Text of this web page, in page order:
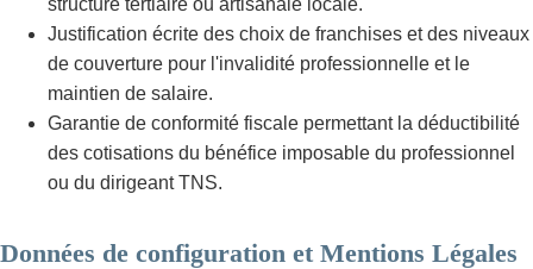
Justification écrite des choix de franchises et des niveaux
de couverture pour l'invalidité professionnelle et le
maintien de salaire.
Garantie de conformité fiscale permettant la déductibilité
des cotisations du bénéfice imposable du professionnel
ou du dirigeant TNS.
Données de configuration et Mentions Légales